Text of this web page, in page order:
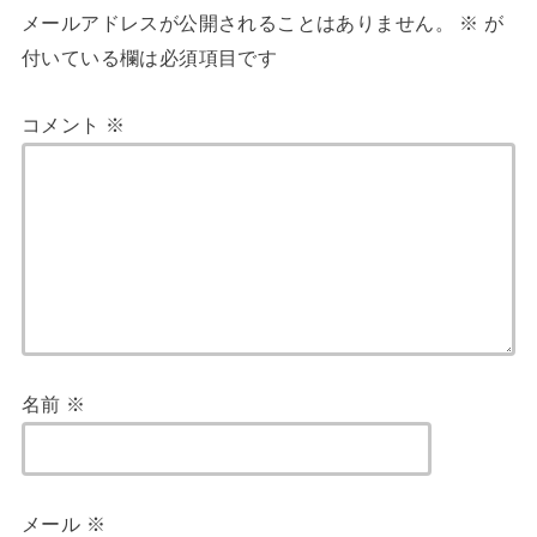
メールアドレスが公開されることはありません。 ※ が
付いている欄は必須項目です
コメント ※
名前 ※
メール ※